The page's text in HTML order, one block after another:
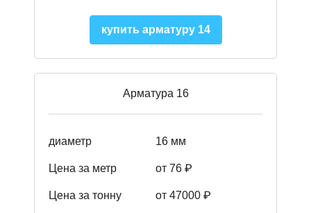
купить арматуру 14
Арматура 16
диаметр 16 мм
Цена за метр от 76 ₽
Цена за тонну от 47000 ₽